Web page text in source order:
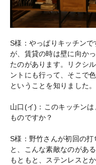
S様：やっぱりキッチン
が、賃貸の時は壁に向か
たのがあります。リクシ
ントにも行って、そこで
ということを知りました。
山口(イ)：このキッチン
ものですか？
S様：野竹さんが初回の
と、こんな素敵なのがあ
もともと、ステンレスと